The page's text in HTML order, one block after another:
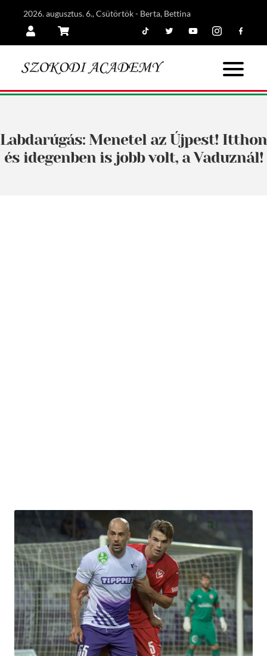
2026. augusztus. 6., Csütörtök - Berta, Bettina
Labdarúgás: Menetel az Újpest! Itthon
és idegenben is jobb volt, a Vaduznál!